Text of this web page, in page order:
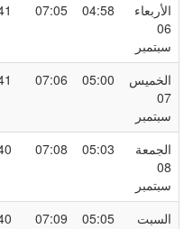
04:58
07:05
13:41
05:00
07:06
13:41
05:03
07:08
13:40
05:05
07:09
13:40